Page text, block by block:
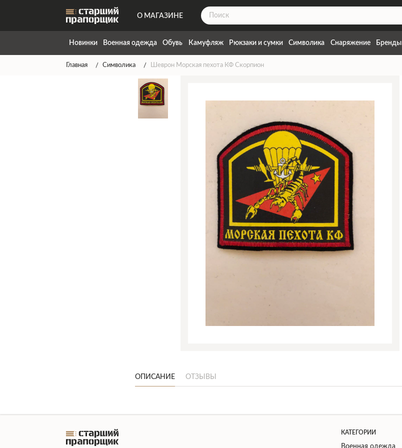
О МАГАЗИНЕ
ДОСТАВКА
КОНТАКТЫ
НАПИСАТЬ НАМ
ТАБЛИЦА РАЗМЕРОВ
Новинки Военная одежда Обувь Камуфляж Рюкзаки и сумки Символика Снаряжение Бренды
Главная Символика Шеврон Морская пехота КФ Скорпион
ОПИСАНИЕ ОТЗЫВЫ
КАТЕГОРИИ
Военная одежда